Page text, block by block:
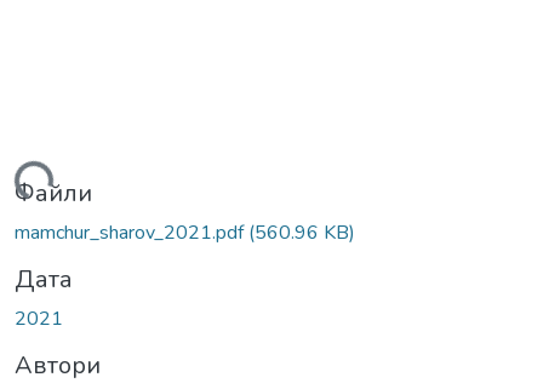
Файли
mamchur_sharov_2021.pdf(560.96 KB)
Дата
2021
Автори